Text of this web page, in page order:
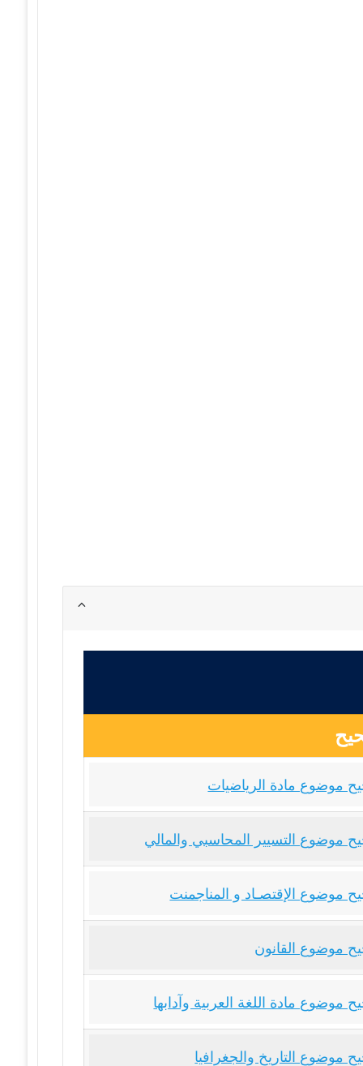
موضوع مادة الرياضيات
موضوع التسيير المحاسبي والمالي
موضوع الإقتصـاد و المناجمنت
موضوع القانون
موضوع مادة اللغة العربية وآدابها
موضوع التاريخ والجغرافيا